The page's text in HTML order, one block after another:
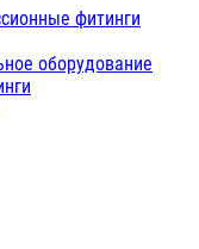
фитинги
оборудование